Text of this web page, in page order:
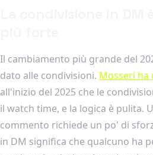
Il cambiamento più grande del
dato alle condivisioni. Mosseri ha
all'inizio del 2025 che le
il watch time, e la logica è pulita.
commento richiede un po' di
in DM significa che qualcuno ha